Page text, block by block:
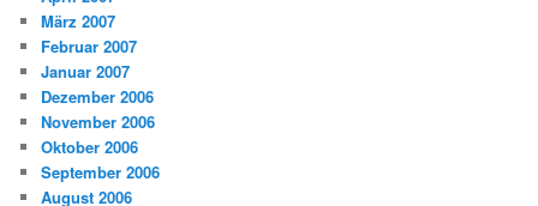
März 2007
Februar 2007
Januar 2007
Dezember 2006
November 2006
Oktober 2006
September 2006
August 2006